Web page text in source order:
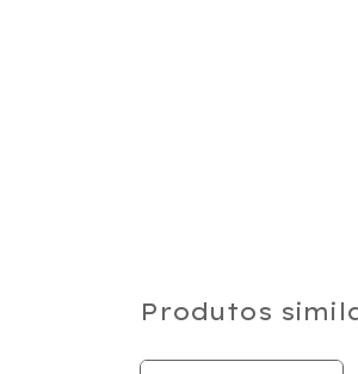
Produtos